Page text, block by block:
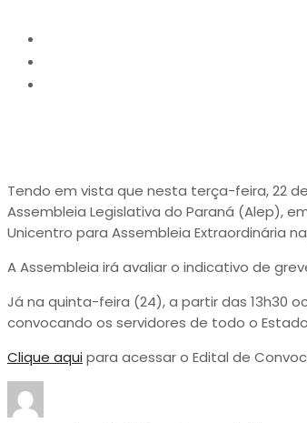
Tendo em vista que nesta terça-feira, 22
Assembleia Legislativa do Paraná (Alep),
Unicentro para Assembleia Extraordinária
A Assembleia irá avaliar o indicativo de
Já na quinta-feira (24), a partir das 13h30
convocando os servidores de todo o
Clique aquipara acessar o Edital de